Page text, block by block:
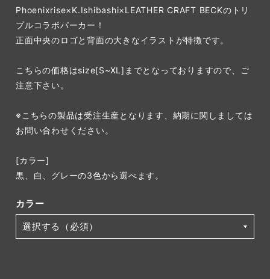
Phoenixrise×K.Ishibashi×LEATHER CRAFT BECKのトリ
プルコラボパーカー！
正面中央のロゴと背面の大きなイラストが特徴です。
こちらの価格はsize[S~XL]までとなっておりますので、ご
注意下さい。
※こちらの製品は受注生産となります、納期に関しましては
お問い合わせください。
[カラー]
黒、白、グレーの3色から選べます。
カラー